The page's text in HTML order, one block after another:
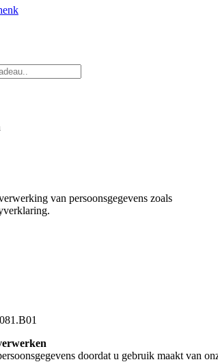
van persoonsgegevens zoals
doordat u gebruik maakt van